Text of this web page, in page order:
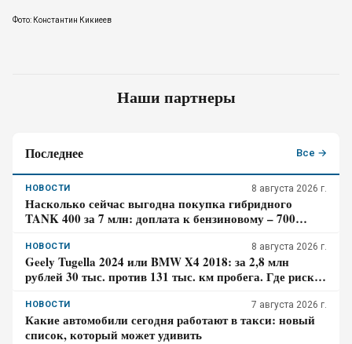
Фото: Константин Кикиеев
Наши партнеры
Последнее Все →
НОВОСТИ 8 августа 2026 г.
Насколько сейчас выгодна покупка гибридного
TANK 400 за 7 млн: доплата к бензиновому – 700
НОВОСТИ 8 августа 2026 г.
Geely Tugella 2024 или BMW X4 2018: за 2,8 млн
рублей 30 тыс. против 131 тыс. км пробега. Где риск
НОВОСТИ 7 августа 2026 г.
Какие автомобили сегодня работают в такси: новый
список, который может удивить